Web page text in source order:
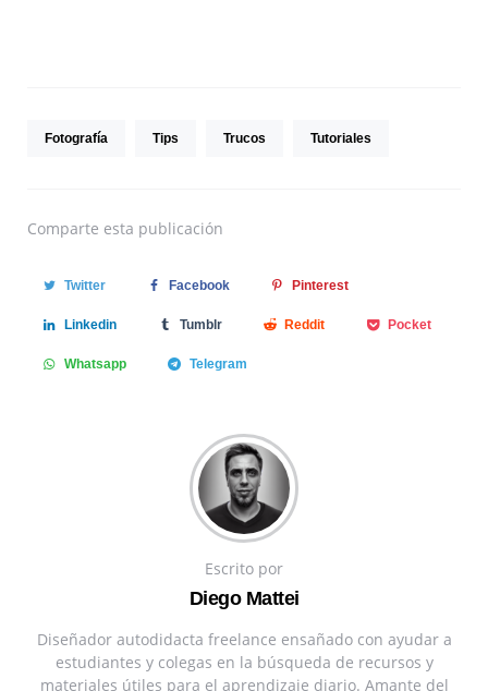
Fotografía Tips Trucos Tutoriales
Comparte esta publicación
Twitter Facebook Pinterest
Linkedin Tumblr Reddit Pocket
Whatsapp Telegram
Escrito por
Diego Mattei
Diseñador autodidacta freelance ensañado con ayudar a
estudiantes y colegas en la búsqueda de recursos y
materiales útiles para el aprendizaje diario. Amante del